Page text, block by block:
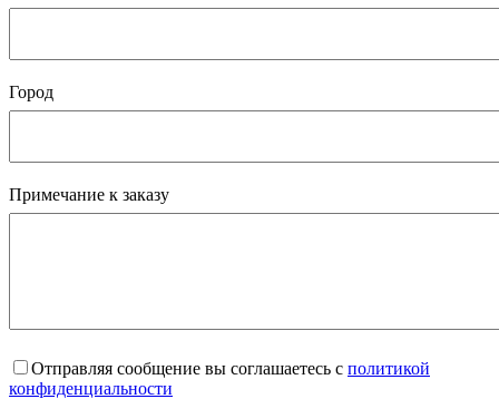
Город
Примечание к заказу
Отправляя сообщение вы соглашаетесь с политикой
конфиденциальности